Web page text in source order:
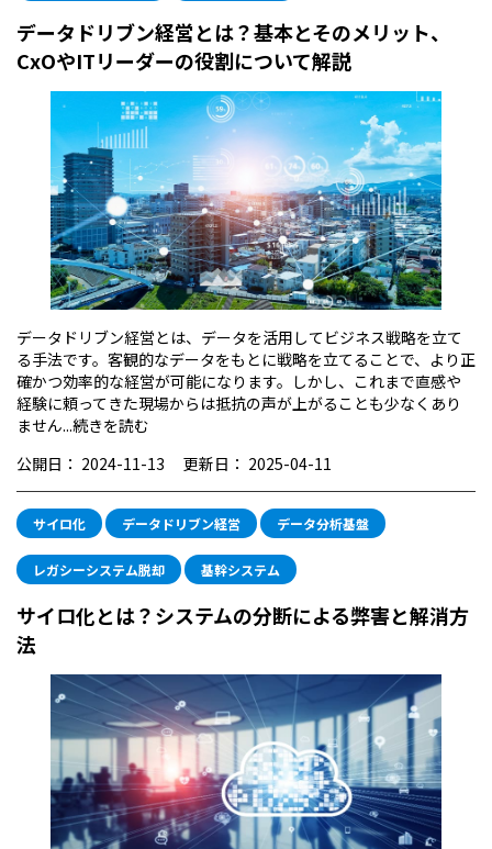
データドリブン経営とは？基本とそのメリット、
CxOやITリーダーの役割について解説
データドリブン経営とは、データを活用してビジネス戦略を立て
る手法です。客観的なデータをもとに戦略を立てることで、より正
確かつ効率的な経営が可能になります。しかし、これまで直感や
経験に頼ってきた現場からは抵抗の声が上がることも少なくあり
ません...続きを読む
公開日： 2024-11-13 更新日： 2025-04-11
サイロ化 データドリブン経営 データ分析基盤
レガシーシステム脱却 基幹システム
サイロ化とは？システムの分断による弊害と解消方
法